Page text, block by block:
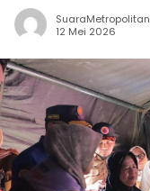
SuaraMetropolitan
12 Mei 2026